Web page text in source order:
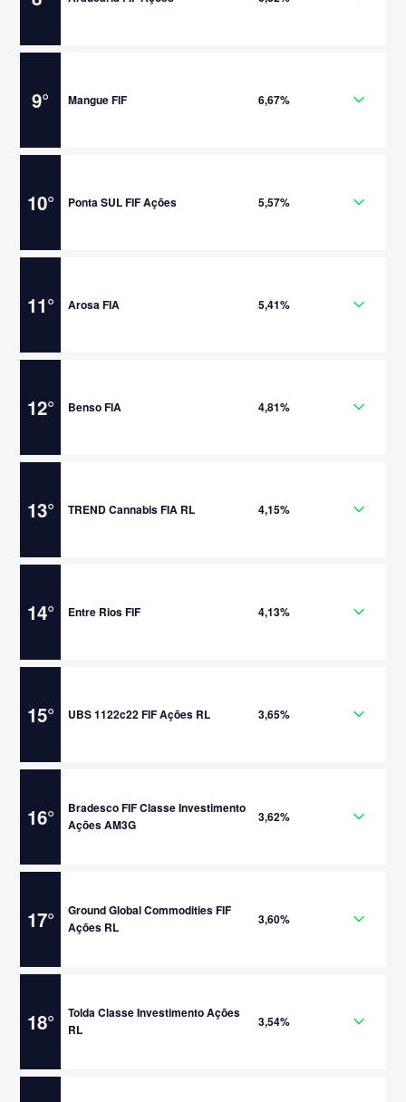
9° Mangue FIF 6,67%
10° Ponta SUL FIF Ações 5,57%
11° Arosa FIA 5,41%
12° Benso FIA 4,81%
13° TREND Cannabis FIA RL 4,15%
14° Entre Rios FIF 4,13%
15° UBS 1122c22 FIF Ações RL 3,65%
16°
Bradesco FIF Classe Investimento
Ações AM3G
3,62%
17°
Ground Global Commodities FIF
Ações RL
3,60%
18°
Tolda Classe Investimento Ações
RL
3,54%